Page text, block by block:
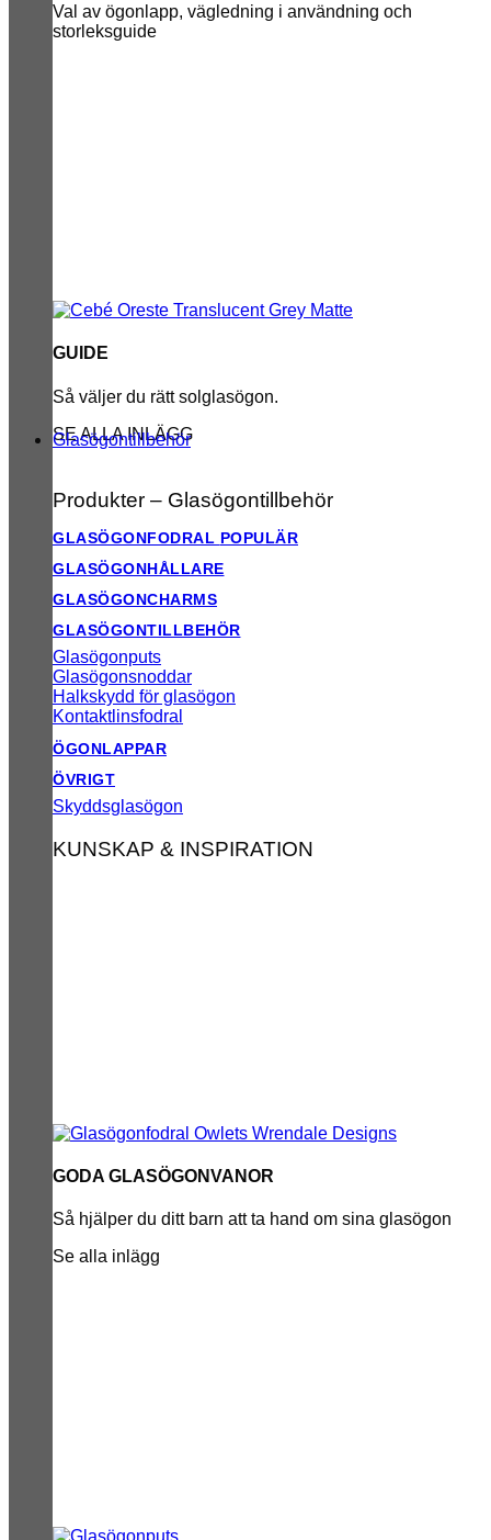
Val av ögonlapp, vägledning i användning och
storleksguide
GUIDE
Så väljer du rätt solglasögon.
SE ALLA INLÄGG
Glasögontillbehör
Produkter – Glasögontillbehör
GLASÖGONFODRAL
GLASÖGONHÅLLARE
GLASÖGONCHARMS
GLASÖGONTILLBEHÖR
Glasögonputs
Glasögonsnoddar
Halkskydd för glasögon
Kontaktlinsfodral
ÖGONLAPPAR
ÖVRIGT
Skyddsglasögon
KUNSKAP & INSPIRATION
GODA GLASÖGONVANOR
Så hjälper du ditt barn att ta hand om sina glasögon
Se alla inlägg